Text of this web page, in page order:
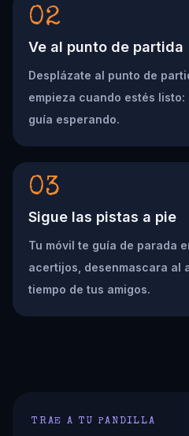
02
Ve al punto de partida
Desplázate al punto de
empieza cuando estés
guía esperando.
03
Sigue las pistas a pie
Tu móvil te guía de parada
acertijos, desenmascara al
tiempo de tus amigos.
TRAE A TU PANDILLA